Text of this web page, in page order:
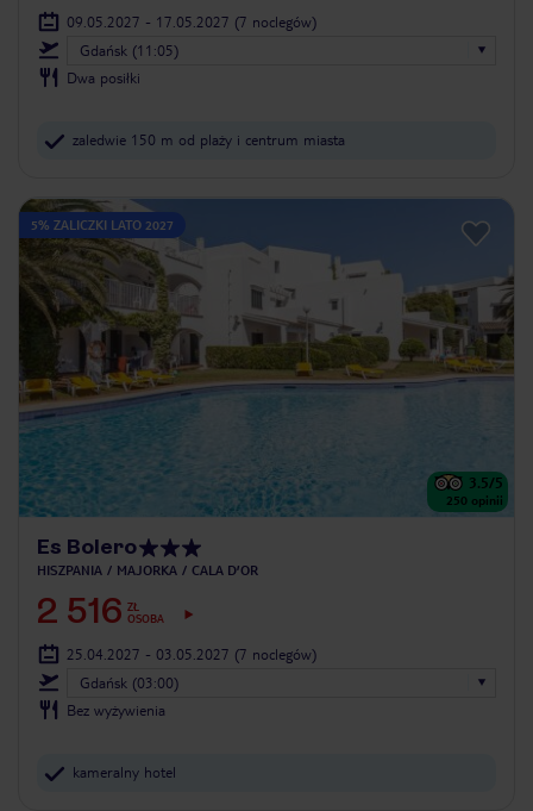
09.05.2027 - 17.05.2027 (7 noclegów)
Gdańsk (11:05)
Dwa posiłki
zaledwie 150 m od plaży i centrum miasta
5% ZALICZKI LATO 2027
3.5/5
250 opinii
Es Bolero
HISZPANIA MAJORKA CALA D’OR
2 516 ZŁ
OSOBA
25.04.2027 - 03.05.2027 (7 noclegów)
Gdańsk (03:00)
Bez wyżywienia
kameralny hotel